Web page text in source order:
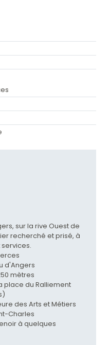
sur la rive Ouest de
recherché et prisé, à
d'Angers
mètres
place du Ralliement
des Arts et Métiers
Charles
à quelques